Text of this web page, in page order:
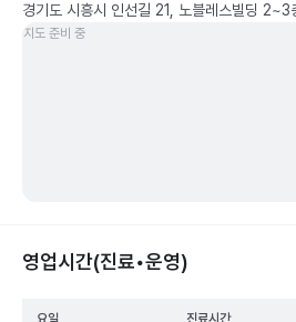
경기도 시흥시 인선길 21, 노블레스빌딩 2~3
지도 준비 중
영업시간(진료•운영)
요일 진료시간